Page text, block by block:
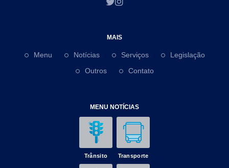
MAIS
Menu Notícias Serviços
Legislação
Outros
Contato
MENU NOTÍCIAS
Trânsito Transporte